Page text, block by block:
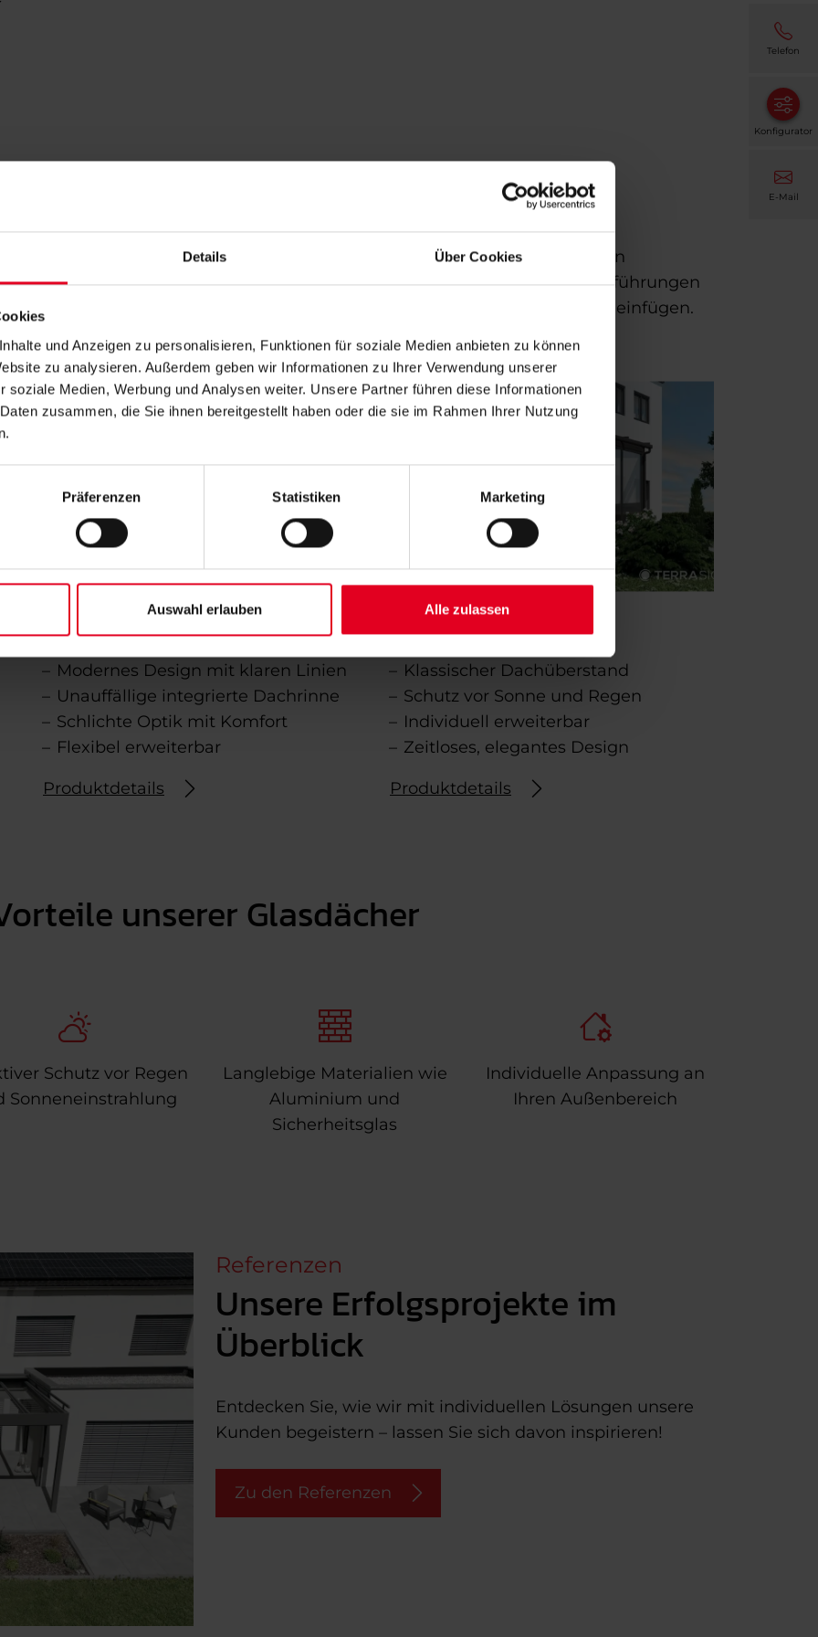
Details Über Cookies
und Anzeigen zu personalisieren, Funktionen für soziale Medien anbieten zu können
zu analysieren. Außerdem geben wir Informationen zu Ihrer Verwendung unserer
soziale Medien, Werbung und Analysen weiter. Unsere Partner führen diese Informationen
zusammen, die Sie ihnen bereitgestellt haben oder die sie im Rahmen Ihrer Nutzung
Präferenzen Statistiken Marketing
Auswahl erlauben Alle zulassen
für zeitloses Design und langlebige Qualität. Hochwertiges Aluminium in
bietet zuverlässig Schutz vor Wind und Wetter. Unterschiedliche Ausführungen
individuelle Lösungen, die sich harmonisch in den Außenbereich einfügen.
TERRASIGN AVANTGARDE
Modernes Design mit klaren Linien
Unauffällige integrierte Dachrinne
Schlichte Optik mit Komfort
Flexibel erweiterbar
Produktdetails
TERRASIGN ELEGANCE
Klassischer Dachüberstand
Schutz vor Sonne und Regen
Individuell erweiterbar
Zeitloses, elegantes Design
Produktdetails
unserer Glasdächer
Schutz vor Regen
Sonneneinstrahlung
Langlebige Materialien wie
Aluminium und
Sicherheitsglas
Individuelle Anpassung an
Ihren Außenbereich
Referenzen
Unsere Erfolgsprojekte im
Überblick
Entdecken Sie, wie wir mit individuellen Lösungen unsere
Kunden begeistern – lassen Sie sich davon inspirieren!
Zu den Referenzen
Telefon
Konfigurator
E-Mail